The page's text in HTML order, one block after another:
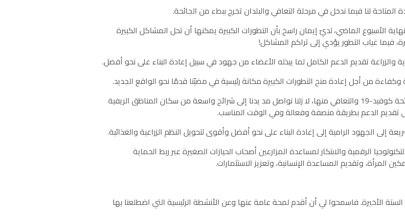
الماضي، لديّ إيمان راسخ بأن التطورات الكبيرة يمكنها أن تحل المشاكل الكبيرة
فيما غياب التطور يؤدي إلى تراكم المشاكل!
5- ومن خلال برنامج المنظمة للاستجابة لجائحة كوفيد-19 والتعافي منها، لا زلنا نواصل مد يدنا إلى شرائح واسعة من سكان المناطق الريفية
تقديم الدعم بطريقة منصفة وفعالة وفي الوقت المناسب.
الرقمية والابتكار لمساعدة المزارعين أصحاب الحيازات الصغيرة عبر ربط الحماية
المرأة، وتقديم المساعدة الإنسانية، وتعزيز الاستثمارات.
الأخيرة. فاسمحوا لي أن أقدم لمحة عامة عنها وعن الأنشطة الرئيسية التي اضطلعنا بها